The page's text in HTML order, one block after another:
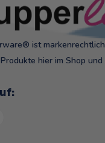
ist
hier im Shop